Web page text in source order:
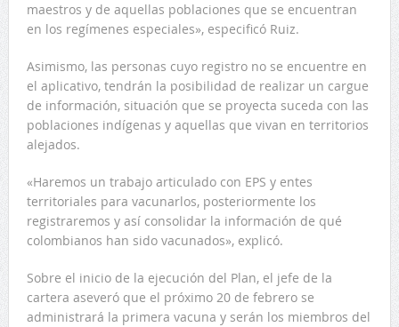
maestros y de aquellas poblaciones que se encuentran
en los regímenes especiales», especificó Ruiz.
Asimismo, las personas cuyo registro no se encuentre en
el aplicativo, tendrán la posibilidad de realizar un cargue
de información, situación que se proyecta suceda con las
poblaciones indígenas y aquellas que vivan en territorios
alejados.
«Haremos un trabajo articulado con EPS y entes
territoriales para vacunarlos, posteriormente los
registraremos y así consolidar la información de qué
colombianos han sido vacunados», explicó.
Sobre el inicio de la ejecución del Plan, el jefe de la
cartera aseveró que el próximo 20 de febrero se
administrará la primera vacuna y serán los miembros del